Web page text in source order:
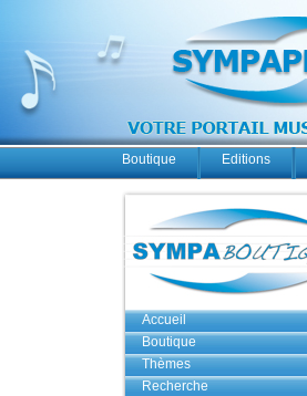
Boutique Editions
Accueil
Boutique
Thèmes
Recherche